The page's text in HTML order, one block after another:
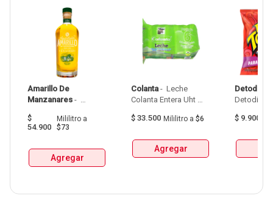
Amarillo De
Manzanares -
De Manzanares
$
54.900
Mililitroa
$73
Agregar
Colanta - Leche
Colanta Entera Uht
$ 33.500 Mililitro a $6
Agregar
Detodito
$ 9.900